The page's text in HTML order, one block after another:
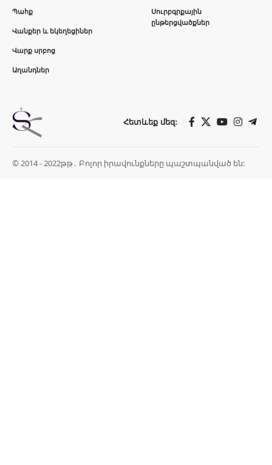
Պահք
Վանքեր և եկեղեցիներ
Վարք սրբոց
Աղանդներ
Սուրբգրքային
ընթերցվածքներ
Հետևեք մեզ:
© 2014 - 2022թթ․ Բոլոր իրավունքները պաշտպանված են: